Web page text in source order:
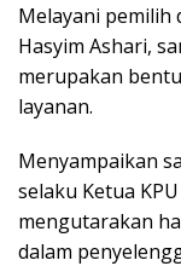
Melayani pemilih
Hasyim Ashari,
merupakan
layanan.
Menyampaikan
selaku Ketua
mengutarakan
dalam